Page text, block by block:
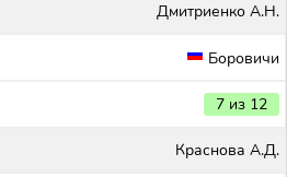
Дмитриенко А.Н.
Боровичи
7 из 12
Краснова А.Д.